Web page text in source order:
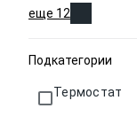
еще 12
Подкатегории
Термостат